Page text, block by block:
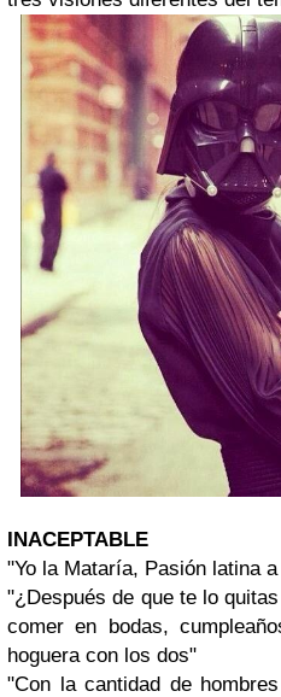
INACEPTABLE
"Yo la Mataría, Pasión latina
"¿Después de que te lo
comer en bodas,
hoguera con los dos"
"Con la cantidad de